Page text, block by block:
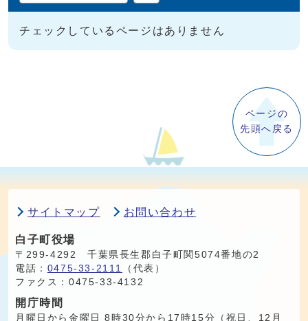
チェックしているページはありません
ページの
先頭へ戻る
サイトマップ お問い合わせ
白子町役場
〒299-4292 千葉県長生郡白子町関5074番地の2
電話： 0475-33-2111
（代表）
ファクス：0475-33-4132
開庁時間
月曜日から金曜日 8時30分から17時15分（祝日、12月